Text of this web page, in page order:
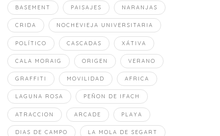
BASEMENT PAISAJES NARANJAS
CRIDA NOCHEVIEJA UNIVERSITARIA
POLÍTICO CASCADAS XÁTIVA
CALA MORAIG ORIGEN VERANO
GRAFFITI MOVILIDAD AFRICA
LAGUNA ROSA PEÑON DE IFACH
ATRACCION ARCADE PLAYA
DIAS DE CAMPO LA MOLA DE SEGART